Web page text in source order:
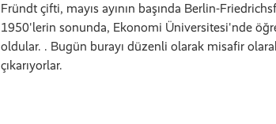
Fründt çifti, mayıs ayının başında Berlin-
1950'lerin sonunda, Ekonomi Üniversitesi'nde
oldular. . Bugün burayı düzenli olarak misafir
çıkarıyorlar.